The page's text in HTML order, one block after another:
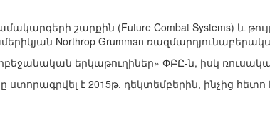
շարքին (Future Combat Systems) և
Northrop Grumman
երկաթուղիներ» ՓԲԸ-ն, իսկ
ստորագրվել է 2015թ. դեկտեմբերին, ինչից